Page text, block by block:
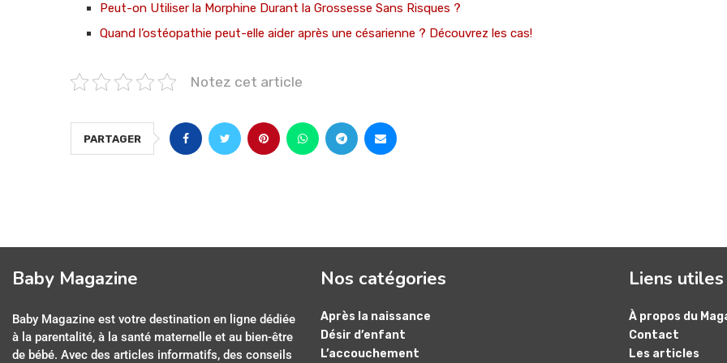
Peut-on Utiliser la Morphine Durant la Grossesse Sans Risques ?
Quand l’ostéopathie peut-elle aider après une césarienne ? Découvrez les cas!
Notez cet article
PARTAGER
Baby Magazine
Baby Magazine est votre destination en ligne dédiée
à la parentalité, à la santé maternelle et au bien-être
de bébé. Avec des articles informatifs, des conseils
Nos catégories
Après la naissance
Désir d’enfant
L’accouchement
Liens utiles
À propos du
Contact
Les articles